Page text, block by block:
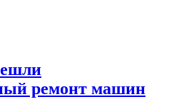
ремонт машин